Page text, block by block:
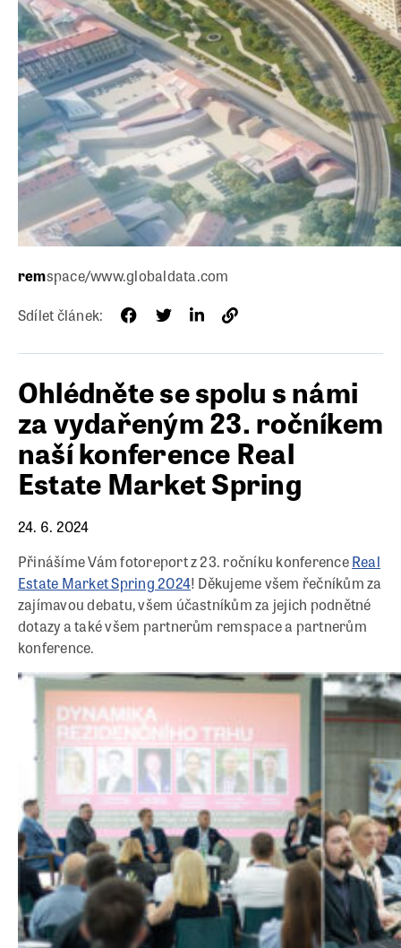
remspace/www.globaldata.com
Sdílet článek:
Ohlédněte se spolu s námi
za vydařeným 23. ročníkem
naší konference Real
Estate Market Spring
24. 6. 2024
Přinášíme Vám fotoreport z 23. ročníku konferenceReal
Estate Market Spring 2024! Děkujeme všem řečníkům za
zajímavou debatu, všem účastníkům za jejich podnětné
dotazy a také všem partnerům remspace a partnerům
konference.